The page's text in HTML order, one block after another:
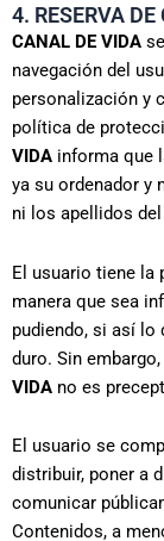
4. RESERVA DE
CANAL DE VIDA
navegación del
personalización y
política de
VIDA informa que
ya su ordenador y
ni los apellidos
El usuario tiene la
manera que sea
pudiendo, si así lo
duro. Sin
VIDA no es
El usuario se
distribuir, poner a
comunicar
Contenidos, a